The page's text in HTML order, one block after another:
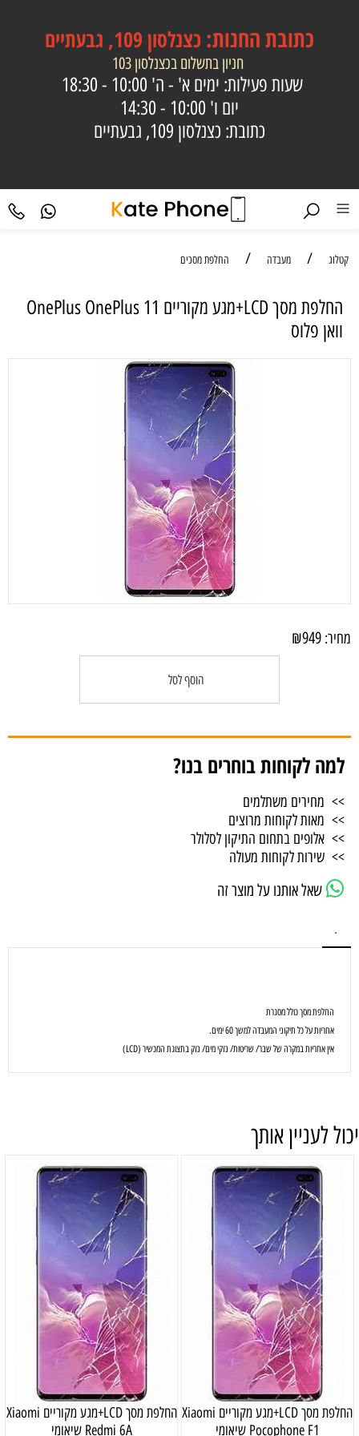
כתובתהחנות: כצנלסון 109, גבעתיים
חניון בתשלום בכצנלסון 103
שעות פעילות: ימים א' - ה' 10:00 - 18:30
יום ו' 10:00 - 14:30
כתובת: כצנלסון 109, גבעתיים
קטלוג / מעבדה / החלפת מסכים
החלפת מסך LCD+מגע מקוריים OnePlus OnePlus 11
וואן פלוס
מחיר: ₪949
הוסף לסל
למה לקוחות בוחרים בנו?
>> מחירים משתלמים
>> מאות לקוחות מרוצים
>> אלופים בתחום התיקון לסלולר
>> שירות לקוחות מעולה
שאל אותנו על מוצר זה
.
החלפת מסך כולל מסגרת
אחריות על כל תיקוני המעבדה למשך 60 ימים.
אין אחריות במקרה של שבר/ שריטות/ נזקי מים/ נזק בתצוגת המכשיר (LCD)
יכול לעניין אותך
החלפת מסך LCD+מגע מקוריים Xiaomi
Pocophone F1 שיאומי
החלפת מסך LCD+מגע מקוריים Xiaomi
Redmi 6A שיאומי